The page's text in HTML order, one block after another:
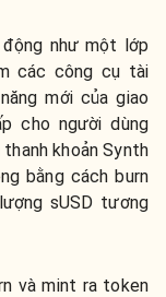
như một lớp
các công cụ tài
mới của giao
cho người dùng
khoản Synth
bằng cách burn
sUSD tương
và mint ra token